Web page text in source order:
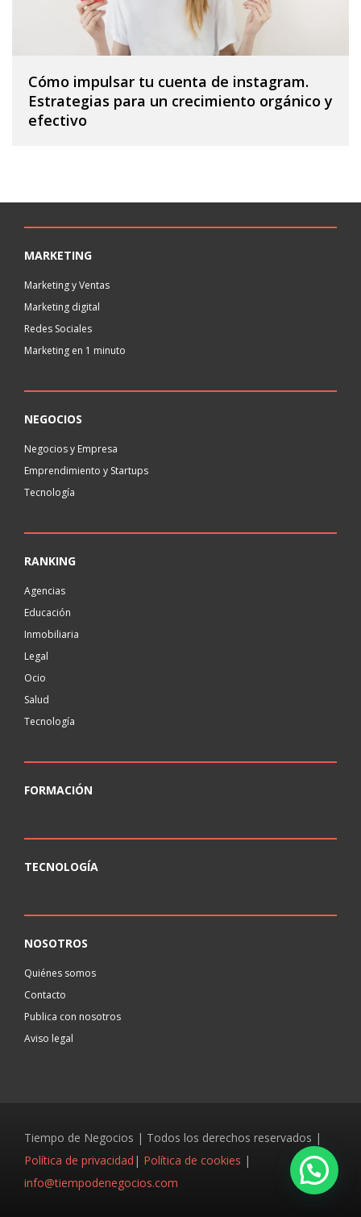
Cómo impulsar tu cuenta de instagram.
Estrategias para un crecimiento orgánico y
efectivo
MARKETING
Marketing y Ventas
Marketing digital
Redes Sociales
Marketing en 1 minuto
NEGOCIOS
Negocios y Empresa
Emprendimiento y Startups
Tecnología
RANKING
Agencias
Educación
Inmobiliaria
Legal
Ocio
Salud
Tecnología
FORMACIÓN
TECNOLOGÍA
NOSOTROS
Quiénes somos
Contacto
Publica con nosotros
Aviso legal
Tiempo de Negocios | Todos los derechos reservados |
Política de privacidad | Política de cookies |
info@tiempodenegocios.com